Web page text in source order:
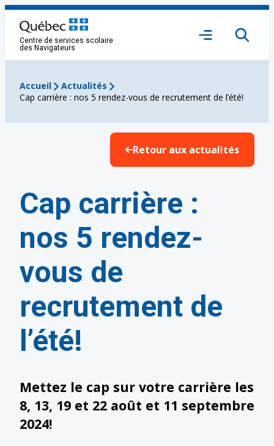
Aller
contenu
Centre de services scolaire
des Navigateurs
Ouvrir
Accueil
Actualités
Cap carrière : nos 5 rendez-vous de recrutement de l’été!
Retour aux actualités
Cap carrière :
nos 5 rendez-
vous de
recrutement de
l’été!
Mettez le cap sur votre carrière les
8, 13, 19 et 22 août et 11 septembre
2024!